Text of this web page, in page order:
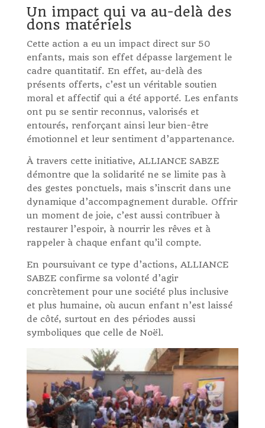
Un impact qui va au-delà des
dons matériels
Cette action a eu un impact direct sur 50
enfants, mais son effet dépasse largement le
cadre quantitatif. En effet, au-delà des
présents offerts, c’est un véritable soutien
moral et affectif qui a été apporté. Les enfants
ont pu se sentir reconnus, valorisés et
entourés, renforçant ainsi leur bien-être
émotionnel et leur sentiment d’appartenance.
À travers cette initiative, ALLIANCE SABZE
démontre que la solidarité ne se limite pas à
des gestes ponctuels, mais s’inscrit dans une
dynamique d’accompagnement durable. Offrir
un moment de joie, c’est aussi contribuer à
restaurer l’espoir, à nourrir les rêves et à
rappeler à chaque enfant qu’il compte.
En poursuivant ce type d’actions, ALLIANCE
SABZE confirme sa volonté d’agir
concrètement pour une société plus inclusive
et plus humaine, où aucun enfant n’est laissé
de côté, surtout en des périodes aussi
symboliques que celle de Noël.